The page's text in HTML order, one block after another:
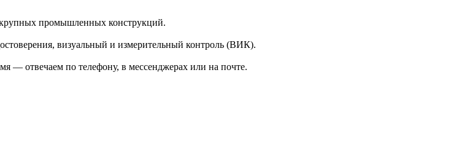
крупных промышленных конструкций.
визуальный и измерительный контроль (ВИК).
— отвечаем по телефону, в мессенджерах или на почте.